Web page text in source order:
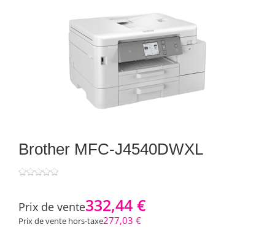
Brother MFC-J4540DWXL
Prix ​​de vente332,44 €
Prix de vente hors-taxe277,03 €